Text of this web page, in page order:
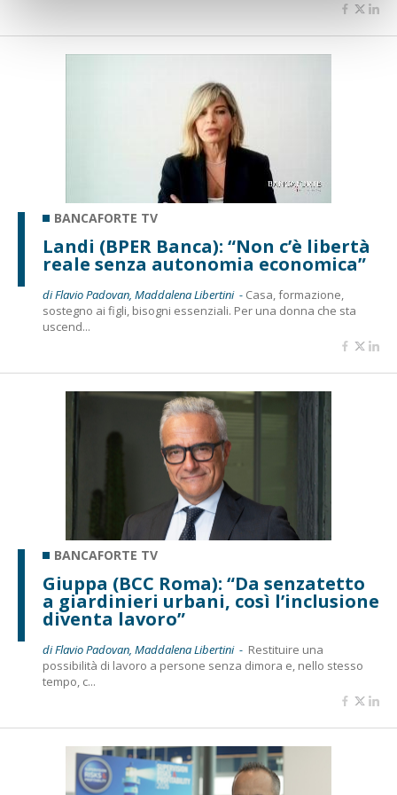
BANCAFORTE TV
Landi (BPER Banca): “Non c’è libertà
reale senza autonomia economica”
di Flavio Padovan, Maddalena Libertini - Casa, formazione,
sostegno ai figli, bisogni essenziali. Per una donna che sta
uscend...
BANCAFORTE TV
Giuppa (BCC Roma): “Da senzatetto
a giardinieri urbani, così l’inclusione
diventa lavoro”
di Flavio Padovan, Maddalena Libertini - Restituire una
possibilità di lavoro a persone senza dimora e, nello stesso
tempo, c...